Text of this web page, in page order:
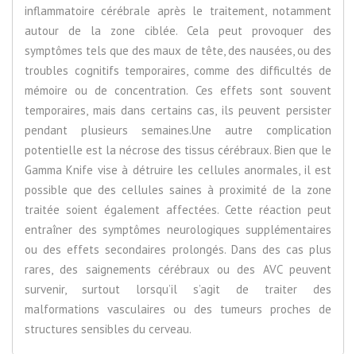
inflammatoire cérébrale après le traitement, notamment
autour de la zone ciblée. Cela peut provoquer des
symptômes tels que des maux de tête, des nausées, ou des
troubles cognitifs temporaires, comme des difficultés de
mémoire ou de concentration. Ces effets sont souvent
temporaires, mais dans certains cas, ils peuvent persister
pendant plusieurs semaines.Une autre complication
potentielle est la nécrose des tissus cérébraux. Bien que le
Gamma Knife vise à détruire les cellules anormales, il est
possible que des cellules saines à proximité de la zone
traitée soient également affectées. Cette réaction peut
entraîner des symptômes neurologiques supplémentaires
ou des effets secondaires prolongés. Dans des cas plus
rares, des saignements cérébraux ou des AVC peuvent
survenir, surtout lorsqu’il s’agit de traiter des
malformations vasculaires ou des tumeurs proches de
structures sensibles du cerveau.